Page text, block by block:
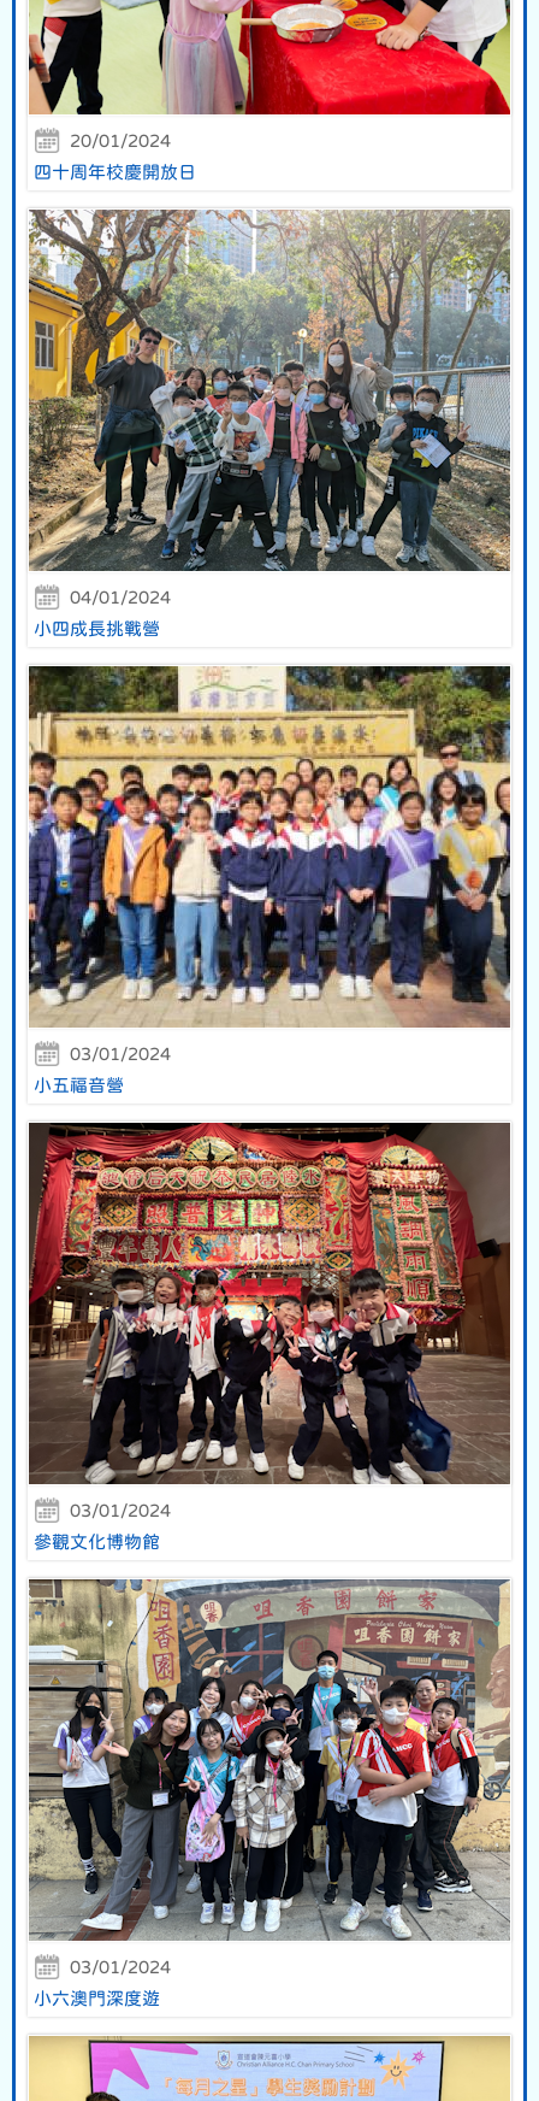
20/01/2024
四十周年校慶開放日
04/01/2024
小四成長挑戰營
03/01/2024
小五福音營
03/01/2024
參觀文化博物館
03/01/2024
小六澳門深度遊